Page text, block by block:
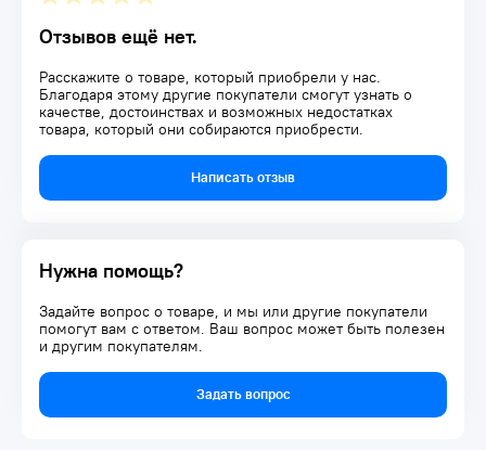
Набор поставляется в ложементе, что обеспечивает
удобное хранение и транспортировку всех инструментов.
Безопасность и качество:
Главный приоритет при замене ветрового стекла – это
безопасность. Данный набор поможет вам выполнить
замену стекла максимально качественно и безопасно,
минимизируя риск повреждения других деталей
помощи специалистов.
Отзывов ещё нет.
Расскажите о товаре, который приобрели у нас.
Благодаря этому другие покупатели смогут узнать о
качестве, достоинствах и возможных недостатках
товара, который они собираются приобрести.
Написать отзыв
Нужна помощь?
Задайте вопрос о товаре, и мы или другие покупатели
помогут вам с ответом. Ваш вопрос может быть полезен
и другим покупателям.
Задать вопрос